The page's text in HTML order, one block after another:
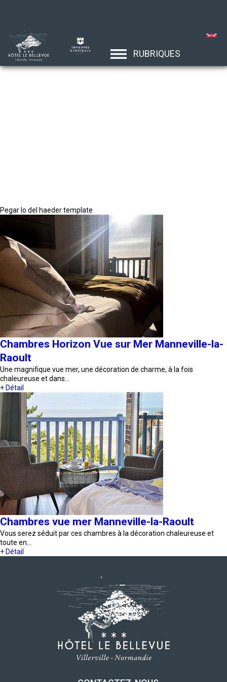
RUBRIQUES
Pegar lo del haeder template
Chambres Horizon Vue sur Mer Manneville-la-
Raoult
Une magnifique vue mer, une décoration de charme, à la fois
chaleureuse et dans…
+ Détail
Chambres vue mer Manneville-la-Raoult
Vous serez séduit par ces chambres à la décoration chaleureuse et
toute en…
+ Détail